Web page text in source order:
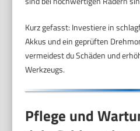
Kurz gefasst: Investiere in
Akkus und ein geprüften
vermeidest du Schäden und
Werkzeugs.
Pflege und